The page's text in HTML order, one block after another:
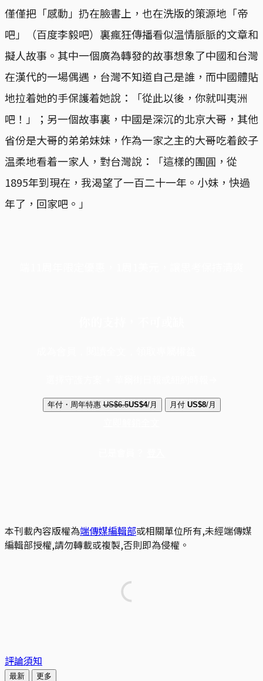
僅僅把「感動」扔在臉書上，也在洗版的策源地「帝
吧」（百度李毅吧）裏瘋狂傳播看似温情脈脈的文章和
擬人故事。其中一個廣為轉發的故事想象了中國和台灣
在漢代的一場偶遇，台灣不知道自己是誰，而中國體貼
地拉着她的手保護着她說：「從此以後，你就叫夷洲
吧！」；另一個故事裏，中國是深沉的北京大哥，其他
省份是大哥的弟弟妹妹，作為一家之主的大哥吃着餃子
温柔地看着一家人，對台灣說：「這樣的團圓，從
1895年到現在，我渴望了一百二十一年。小妹，快過
年了，回家吧。」
年付・周年特惠 US$6.5US$4/月 月付 US$8/月
本刊載內容版權為端傳媒編輯部或相關單位所有,未經端傳媒
編輯部授權,請勿轉載或複製,否則即為侵權。
評論須知
最新 更多